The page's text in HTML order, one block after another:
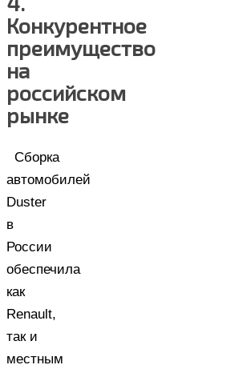
Конкурентное
преимущество
на
российском
рынке
Сборка
автомобилей
Duster
в
России
обеспечила
как
Renault,
так и
местным